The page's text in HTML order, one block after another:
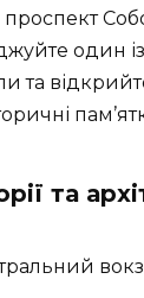
проспект
один
та
та